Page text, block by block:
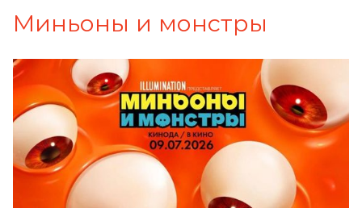
Миньоны и монстры